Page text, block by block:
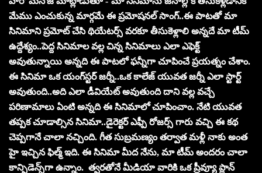
మేము ఎంచుకున్న మార్గ‌మే ఈ ప్ర‌మోష‌న‌ల్ సాంగ్..ఈ పాట‌తో మా
సినిమాని ప్ర‌మోట్ చేసి థియేటర్స్ వ‌ర‌కూ తీసుకెళ్లాలి అన్న‌దే మా టీమ్‌
ఉద్దేశ్యం..పెద్ద సినిమాల వ‌ల్ల చిన్న సినిమాలు ఎలా ఎఫెక్ట్
అవుతున్నాయి అన్న‌ది ఈ పాట‌లో ఫ‌న్నీగా చూపించే ప్ర‌య‌త్నం చేశాం.
ఈ సినిమా ఒక యంగ్‌స్ట‌ర్ జ‌ర్నీ..ఒక కాలేజ్ యువ‌త జ‌ర్నీ ఎలా స్టార్ట్
అవుతుంది..అది ఎలా డీవియేట్ అవుతుంది దాని వ‌ల్ల వ‌చ్చే
ప‌రిణామాలు ఏంటి అన్నది ఈ సినిమాలో చూపించాం. నేటి యువ‌త
త‌ప్ప‌క చూడాల్సిన సినిమా..డైరెక్ట‌ర్ ఎఫ్పీ రోజ‌ర్స్‌ గారు వ‌చ్చి ఈ క‌థ
చెప్ప‌గానే చాలా న‌చ్చింది. గీత సుబ్ర‌మ‌ణ్యం త‌ర్వాత మ‌ళ్లీ నాకు అంత
హై ఇచ్చిన ఫిల్మ్ ఇది. ఈ సినిమా మీద నేను, మా టీమ్ అంద‌రం చాలా
కాన్ఫిడెన్స్‌గా ఉన్నాం. త్వ‌రతోనే మీడియా వారికి ఒక ప్రీవ్యూ ప్లాన్